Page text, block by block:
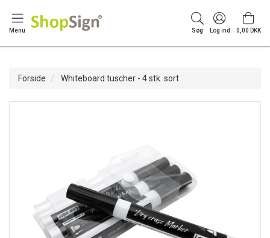
Menu Søg Log ind 0,00 DKK
Forside Whiteboard tuscher - 4 stk. sort